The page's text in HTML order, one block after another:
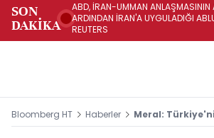
SON
DAKİKA
ABD, İRAN-UMMAN ANLAŞMASININ
ARDINDAN İRAN'A UYGULADIĞI
REUTERS
Bloomberg HT Haberler Meral: